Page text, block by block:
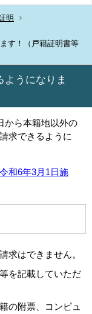
明
す！（戸籍証明書等
うになりま
から本籍地以外の
求できるように
和6年3月1日施
求はできません。
を記載していただ
の附票、コンピュ